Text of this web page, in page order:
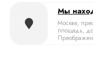
Мы
Москва,
площадь,